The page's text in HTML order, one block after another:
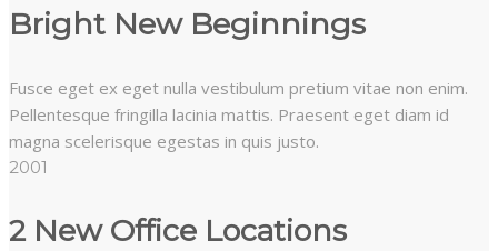
Bright New Beginnings
Fusce eget ex eget nulla vestibulum pretium vitae non enim.
Pellentesque fringilla lacinia mattis. Praesent eget diam id
magna scelerisque egestas in quis justo.
2001
2 New Office Locations